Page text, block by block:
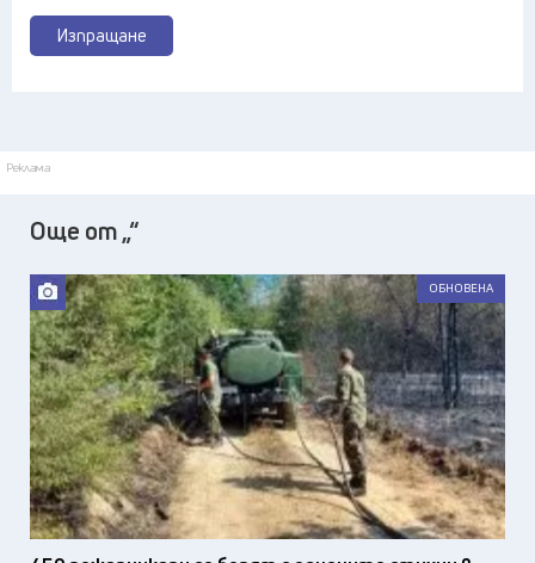
Изпращане
Реклама
Още от „“
ОБНОВЕНА